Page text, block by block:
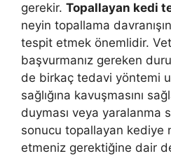
gerekir. Topallayan kedi
neyin topallama
tespit etmek önemlidir.
başvurmanız gereken
de birkaç tedavi yöntemi
sağlığına kavuşmasını
duyması veya yaralanma
sonucu topallayan kediye
etmeniz gerektiğine dair